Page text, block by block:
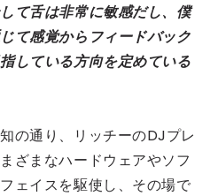
て舌は非常に敏感だし、僕
て感覚からフィードバック
している方向を定めている
の通り、リッチーのDJプレ
ざまなハードウェアやソフ
ェイスを駆使し、その場で